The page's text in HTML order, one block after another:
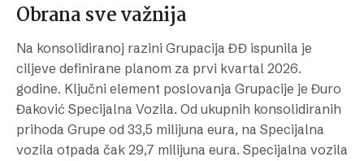
Obrana sve važnija
Na konsolidiranoj razini Grupacija ĐĐ ispunila je
ciljeve definirane planom za prvi kvartal 2026.
godine. Ključni element poslovanja Grupacije je Đuro
Đaković Specijalna Vozila. Od ukupnih konsolidiranih
prihoda Grupe od 33,5 milijuna eura, na Specijalna
vozila otpada čak 29,7 milijuna eura. Specijalna vozila